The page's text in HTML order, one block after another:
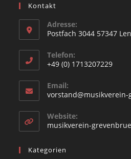
Kontakt
Adresse:
Postfach 3044 57347
in
a
new
tab
Telefon:
+49 (0) 1713207229
in
your
application
Email:
Website:
musikverein-
Kategorien